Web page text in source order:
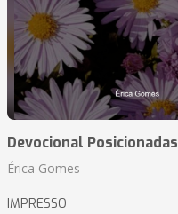
Devocional Posicionadas
Érica Gomes
IMPRESSO